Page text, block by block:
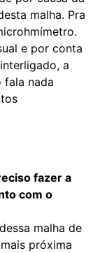
malha. Pra
e por conta
a
fala nada
fazer a
com o
malha de
próxima